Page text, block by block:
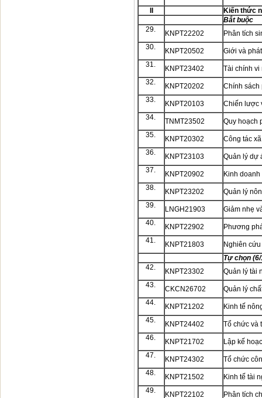
Kiến thức
Bắt buộc
29.
KNPT22202
Phân tích
30.
KNPT20502
Giới và
31.
KNPT23402
Tài chính vi
32.
KNPT20202
Chính sách
33.
KNPT20103
Chiến lược
34.
TNMT23502
Quy hoạch
35.
KNPT20302
Công tác
36.
KNPT23103
Quản lý dự
37.
KNPT20902
Kinh
38.
KNPT23202
Quản lý
39.
LNGH21903
Giảm nhẹ
40.
KNPT22902
Phương
41.
KNPT21803
Nghiên
Tự chọn
42.
KNPT23302
Quản lý tài
43.
CKCN26702
Quản lý
44.
KNPT21202
Kinh tế
45.
KNPT24402
Tổ chức và
46.
KNPT21702
Lập kế
47.
KNPT24302
Tổ chức
48.
KNPT21502
Kinh tế tài
49.
KNPT22102
Phân tích